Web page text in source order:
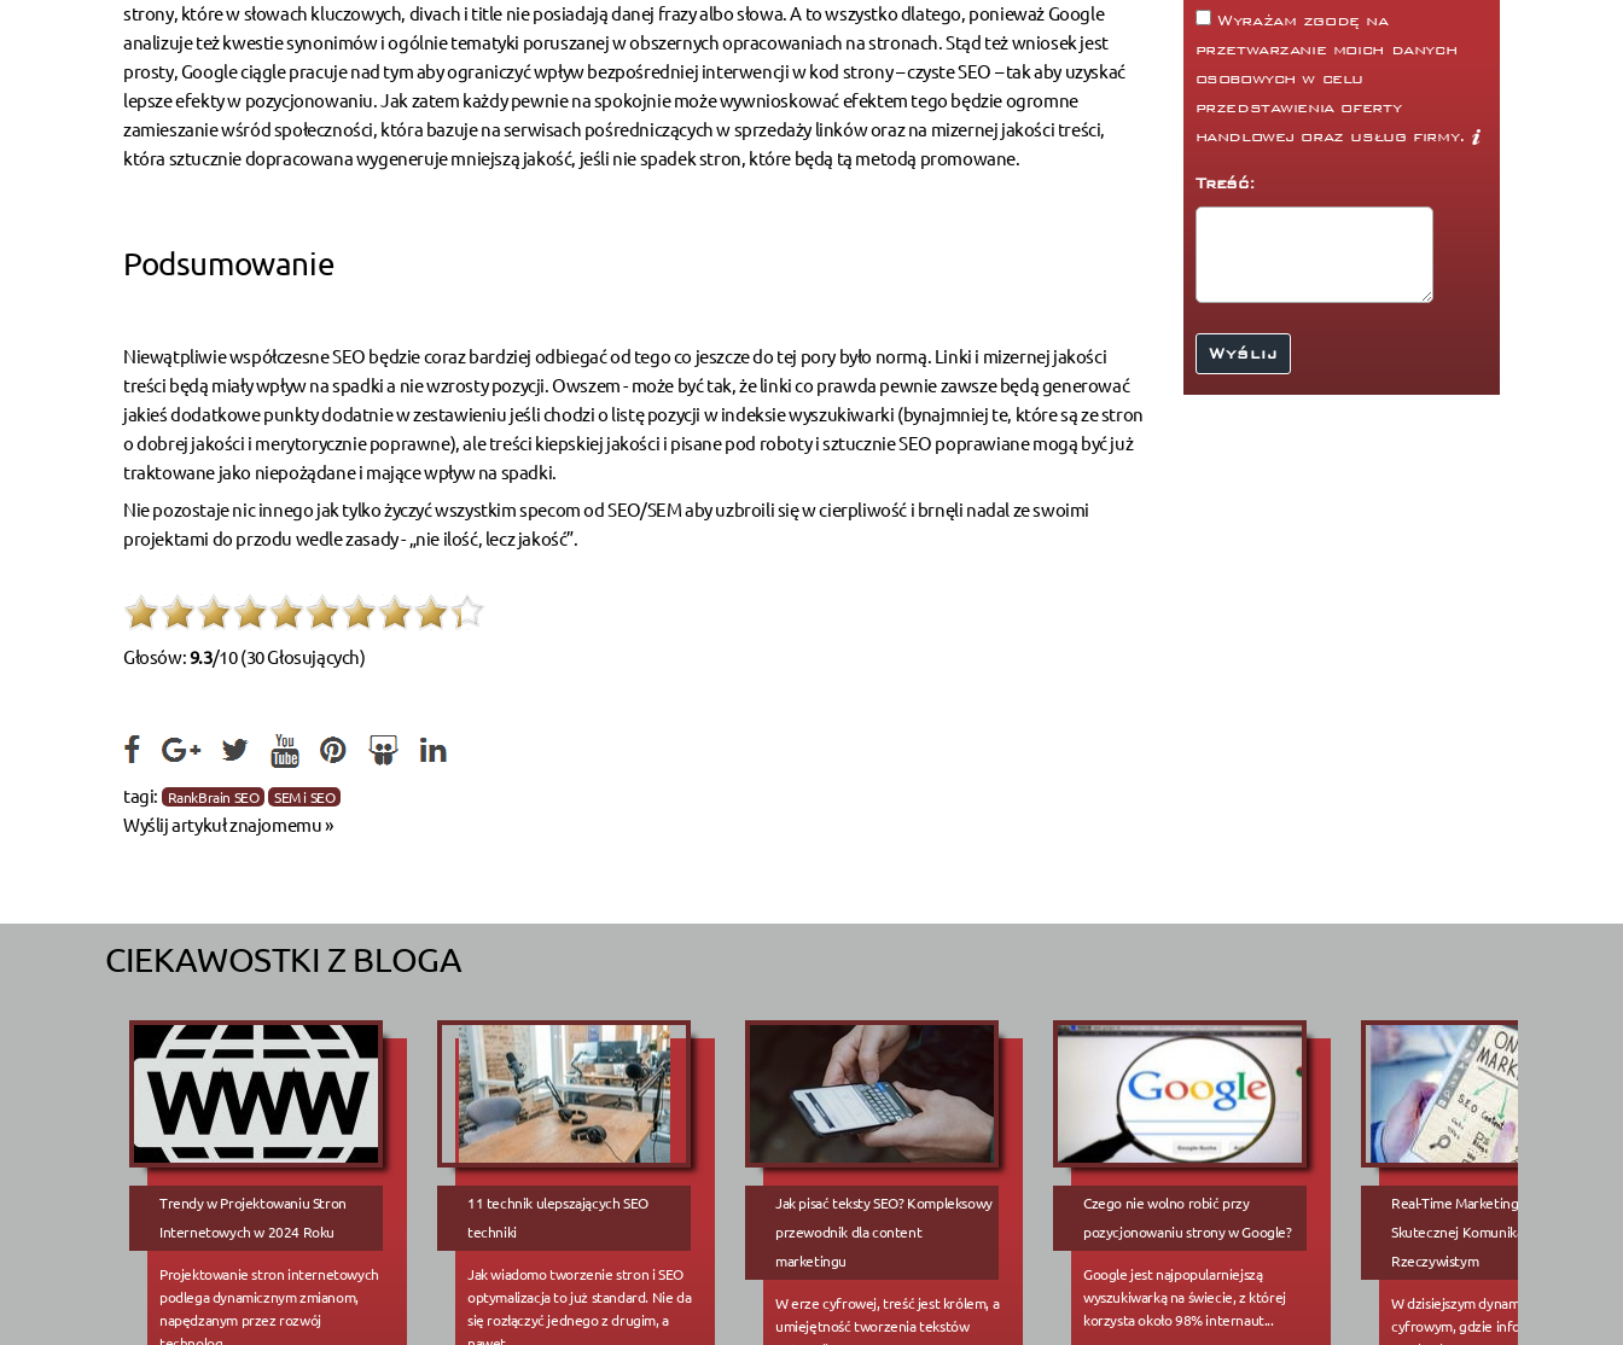
strony, które w słowach kluczowych, divach i title nie posiadają danej frazy albo słowa. A to wszystko dlatego, ponieważ Google
analizuje też kwestie synonimów i ogólnie tematyki poruszanej w obszernych opracowaniach na stronach. Stąd też wniosek jest
prosty, Google ciągle pracuje nad tym aby ograniczyć wpływ bezpośredniej interwencji w kod strony – czyste SEO – tak aby uzyskać
lepsze efekty w pozycjonowaniu. Jak zatem każdy pewnie na spokojnie może wywnioskować efektem tego będzie ogromne
zamieszanie wśród społeczności, która bazuje na serwisach pośredniczących w sprzedaży linków oraz na mizernej jakości treści,
która sztucznie dopracowana wygeneruje mniejszą jakość, jeśli nie spadek stron, które będą tą metodą promowane.
Podsumowanie
Niewątpliwie współczesne SEO będzie coraz bardziej odbiegać od tego co jeszcze do tej pory było normą. Linki i mizernej jakości
treści będą miały wpływ na spadki a nie wzrosty pozycji. Owszem - może być tak, że linki co prawda pewnie zawsze będą generować
jakieś dodatkowe punkty dodatnie w zestawieniu jeśli chodzi o listę pozycji w indeksie wyszukiwarki (bynajmniej te, które są ze stron
o dobrej jakości i merytorycznie poprawne), ale treści kiepskiej jakości i pisane pod roboty i sztucznie SEO poprawiane mogą być już
traktowane jako niepożądane i mające wpływ na spadki.
Nie pozostaje nic innego jak tylko życzyć wszystkim specom od SEO/SEM aby uzbroili się w cierpliwość i brnęli nadal ze swoimi
projektami do przodu wedle zasady - „nie ilość, lecz jakość”.
Głosów:9.3/10 (30 Głosujących)
tagi: RankBrain SEO SEM i SEO
Wyślij artykuł znajomemu »
Wyrażam zgodę na
przetwarzanie moich danych
osobowych w celu
przedstawienia oferty
handlowej oraz usług firmy.
Treść:
CIEKAWOSTKI Z BLOGA
Trendy w Projektowaniu Stron
Internetowych w 2024 Roku
Projektowanie stron internetowych
podlega dynamicznym zmianom,
napędzanym przez rozwój
11 technik ulepszających SEO
techniki
Jak wiadomo tworzenie stron i SEO
optymalizacja to już standard. Nie da
się rozłączyć jednego z drugim, a
Jak pisać teksty SEO? Kompleksowy
przewodnik dla content
marketingu
W erze cyfrowej, treść jest królem, a
umiejętność tworzenia tekstów
Czego nie wolno robić przy
pozycjonowaniu strony w Google?
Google jest najpopularniejszą
wyszukiwarką na świecie, z której
korzysta około 98% internaut...
Real-Time Marketing: Złote Zasady
Skutecznej Komunikacji w Czasie
Rzeczywistym
W dzisiejszym dynamicznym świecie
cyfrowym, gdzie informacje